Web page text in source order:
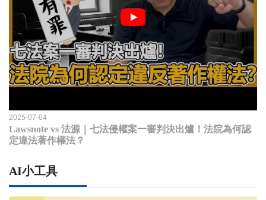
2025-07-04
Lawsnote vs 法源｜七法侵權案一審判決出爐！法院為何認
定違法著作權法？
AI小工具